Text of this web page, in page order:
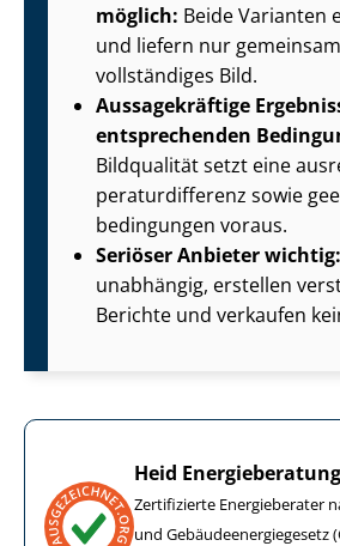
möglich: Beide Varianten
und liefern nur
vollständiges Bild.
Aussagekräftige
entsprechenden
Bildqualität setzt eine
pe­ra­tur­dif­fe­renz sowie
be­din­gun­gen voraus.
Seriöser Anbieter wichtig:
unabhängig, erstellen
Berichte und verkaufen
Heid Energieberatung
Zertifizierte Energieberater
und Ge­bäu­de­en­er­gie­ge­setz